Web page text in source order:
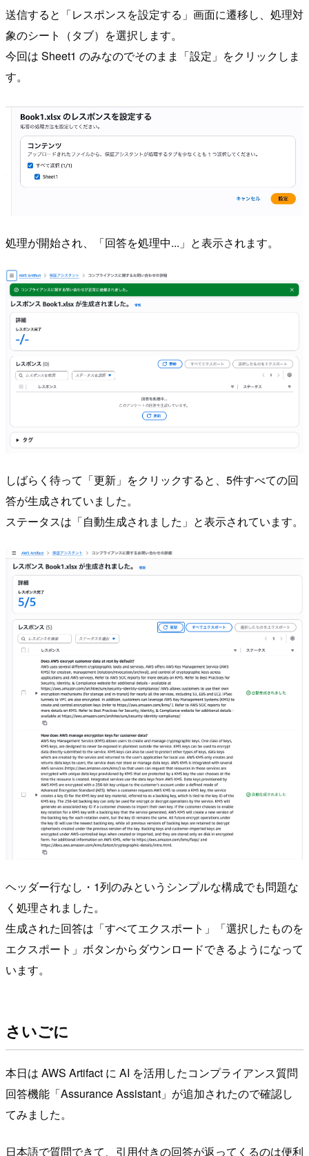
送信すると「レスポンスを設定する」画面に遷移し、処理対
象のシート（タブ）を選択します。
今回は Sheet1 のみなのでそのまま「設定」をクリックしま
す。
処理が開始され、「回答を処理中...」と表示されます。
しばらく待って「更新」をクリックすると、5件すべての回
答が生成されていました。
ステータスは「自動生成されました」と表示されています。
ヘッダー行なし・1列のみというシンプルな構成でも問題な
く処理されました。
生成された回答は「すべてエクスポート」「選択したものを
エクスポート」ボタンからダウンロードできるようになって
います。
さいごに
本日は AWS Artifact に AI を活用したコンプライアンス質問
回答機能「Assurance Assistant」が追加されたので確認し
てみました。
日本語で質問できて、引用付きの回答が返ってくるのは便利